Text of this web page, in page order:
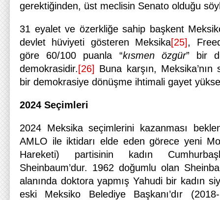
gerektiğinden, üst meclisin Senato olduğu
31 eyalet ve özerkliğe sahip başkent
devlet hüviyeti gösteren Meksika[25],
göre 60/100 puanla “kısmen özgür” bir
demokrasidir. [26] Buna karşın,
bir demokrasiye dönüşme ihtimali gayet
2024 Seçimleri
2024 Meksika seçimlerini kazanması
AMLO ile iktidarı elde eden görece yeni
Hareketi) partisinin kadın
Sheinbaum’dur. 1962 doğumlu olan
alanında doktora yapmış Yahudi bir kadın
eski Meksiko Belediye Başkanı’dır